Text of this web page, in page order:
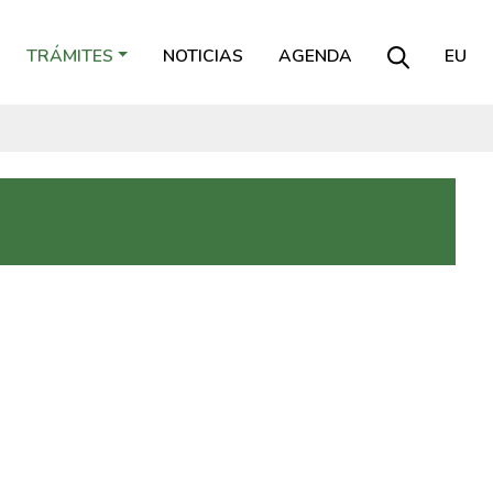
TRÁMITES NOTICIAS AGENDA EU